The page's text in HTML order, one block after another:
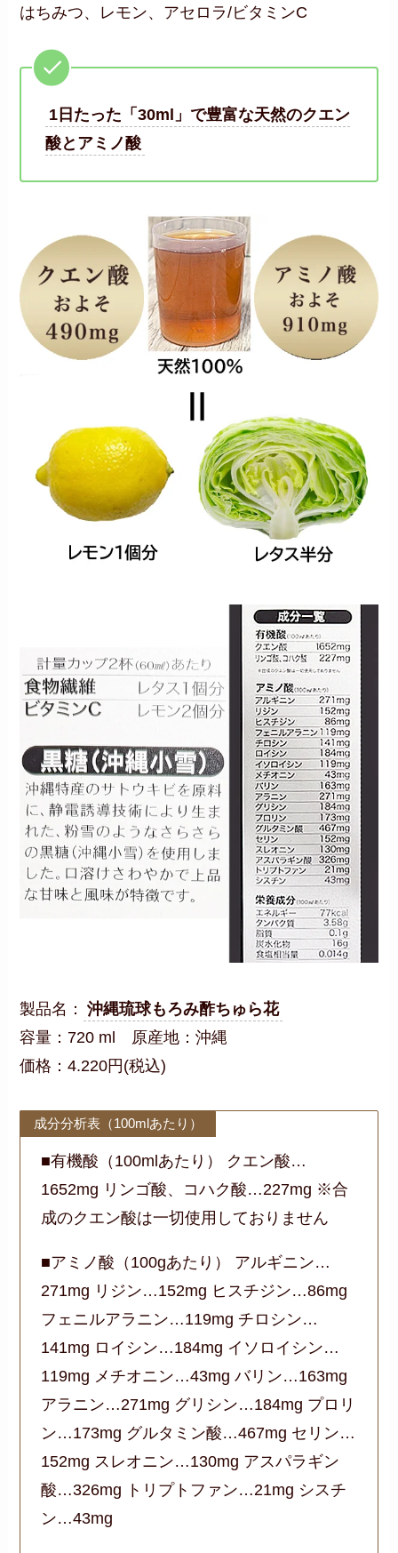
はちみつ、レモン、アセロラ/ビタミンC
1日たった「30ml」で豊富な天然のクエン
酸とアミノ酸
製品名：
沖縄琉球もろみ酢ちゅら花
容量：720 ml 原産地：沖縄
価格：4.220円(税込)
成分分析表（100mlあたり）
■有機酸（100mlあたり） クエン酸…
1652mg リンゴ酸、コハク酸…227mg ※合
成のクエン酸は一切使用しておりません
■アミノ酸（100gあたり） アルギニン…
271mg リジン…152mg ヒスチジン…86mg
フェニルアラニン…119mg チロシン…
141mg ロイシン…184mg イソロイシン…
119mg メチオニン…43mg バリン…163mg
アラニン…271mg グリシン…184mg プロリ
ン…173mg グルタミン酸…467mg セリン…
152mg スレオニン…130mg アスパラギン
酸…326mg トリプトファン…21mg シスチ
ン…43mg